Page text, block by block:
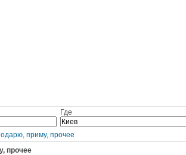
Где
приму, прочее
прочее